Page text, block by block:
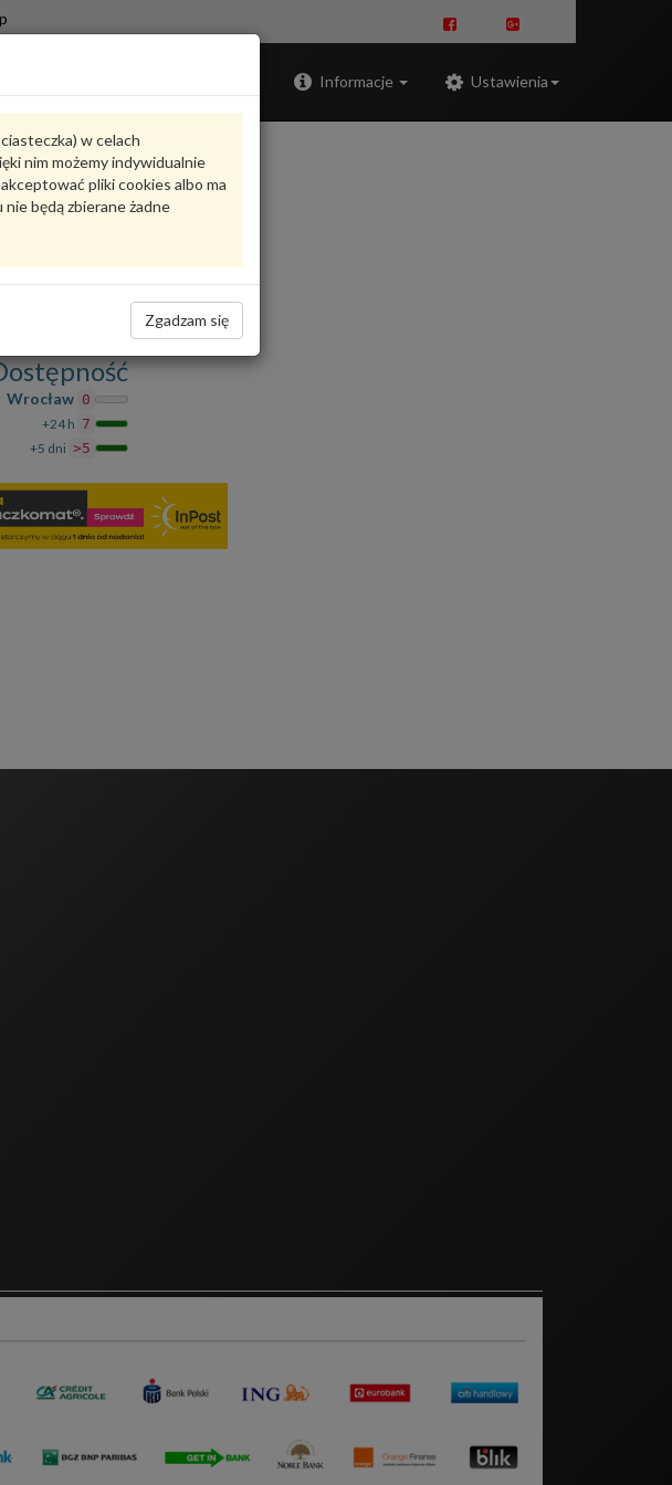
Informacje Ustawienia
w celach
nim możemy indywidualnie
pliki cookies albo ma
nie będą zbierane żadne
Zgadzam się
Wrocław 0
+24 h 7
+5 dni >5